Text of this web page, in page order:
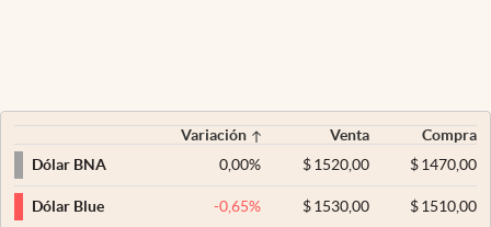
Variación Venta
Compra
Dólar BNA
0,00% $ 1520,00 $1470,00
Dólar Blue -0,65% $ 1530,00 $1510,00